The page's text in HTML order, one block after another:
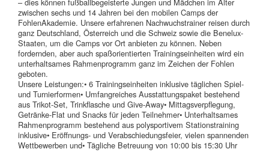
– dies können fußballbegeisterte Jungen und Mädchen im Alter
zwischen sechs und 14 Jahren bei den mobilen Camps der
FohlenAkademie. Unsere erfahrenen Nachwuchstrainer reisen durch
ganz Deutschland, Österreich und die Schweiz sowie die Benelux-
Staaten, um die Camps vor Ort anbieten zu können. Neben
fordernden, aber auch spaßorientierten Trainingseinheiten wird ein
unterhaltsames Rahmenprogramm ganz im Zeichen der Fohlen
geboten.
Unsere Leistungen:• 6 Trainingseinheiten inklusive täglichen Spiel-
und Turnierformen• Umfangreiches Ausstattungspaket bestehend
aus Trikot-Set, Trinkflasche und Give-Away• Mittagsverpflegung,
Getränke-Flat und Snacks für jeden Teilnehmer• Unterhaltsames
Rahmenprogramm bestehend aus polysportivem Stationstraining
inklusive• Eröffnungs- und Verabschiedungsfeier, vielen spannenden
Wettbewerben und• Tägliche Betreuung von 10:00 bis 15:30 Uhr